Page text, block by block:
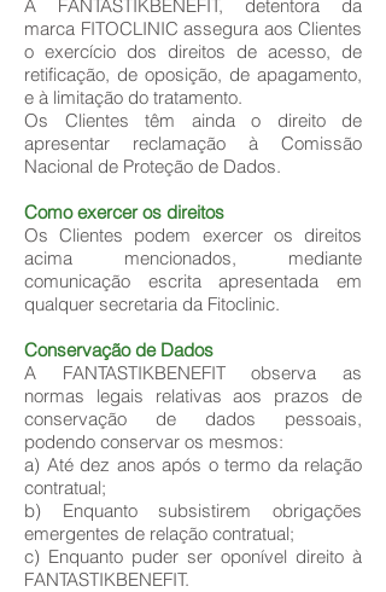
A FANTASTIKBENEFIT, detentora da
marca FITOCLINIC assegura aos Clientes
o exercício dos direitos de acesso, de
retificação, de oposição, de apagamento,
e à limitação do tratamento.
Os Clientes têm ainda o direito de
apresentar reclamação à Comissão
Nacional de Proteção de Dados.
Como exercer os direitos
Os Clientes podem exercer os direitos
acima mencionados, mediante
comunicação escrita apresentada em
qualquer secretaria da Fitoclinic.
Conservação de Dados
A FANTASTIKBENEFIT observa as
normas legais relativas aos prazos de
conservação de dados pessoais,
podendo conservar os mesmos:
a) Até dez anos após o termo da relação
contratual;
b) Enquanto subsistirem obrigações
emergentes de relação contratual;
c) Enquanto puder ser oponível direito à
FANTASTIKBENEFIT.